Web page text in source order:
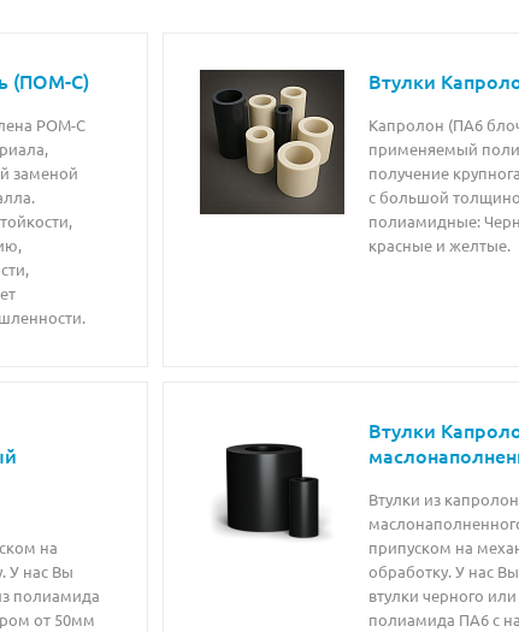
(ПОМ-С)
POM-C
заменой
Втулки
Капролон (ПА6
применяемый
получение
с большой
полиамидные:
красные и желтые.
на
У нас Вы
полиамида
от 50мм
Втулки
Втулки из
припуском на
обработку. У нас
втулки черного
полиамида ПА6 с